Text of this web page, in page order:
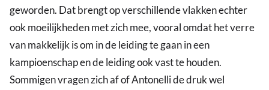
geworden. Dat brengt op verschillende vlakken echter
ook moeilijkheden met zich mee, vooral omdat het verre
van makkelijk is om in de leiding te gaan in een
kampioenschap en de leiding ook vast te houden.
Sommigen vragen zich af of Antonelli de druk wel